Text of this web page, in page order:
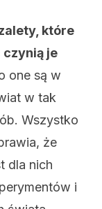
które
czynią je
one są w
w tak
Wszystko
że
dla nich
i